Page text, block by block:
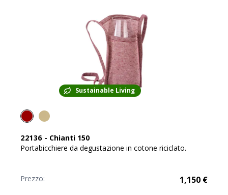
Sustainable Living
22136 - Chianti 150
Portabicchiere da degustazione in cotone riciclato.
Prezzo: 1,150 €